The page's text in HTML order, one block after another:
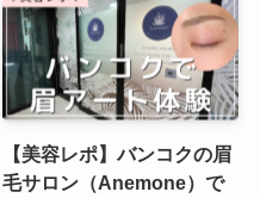
【美容レポ】バンコクの眉
毛サロン（Anemone）で